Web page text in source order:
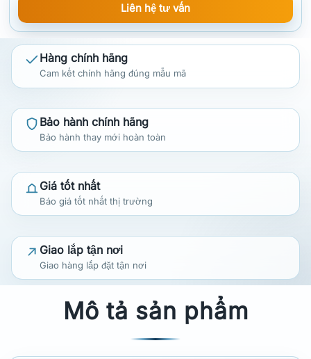
Liên hệ tư vấn
Hàng chính hãng
Cam kết chính hãng đúng mẫu mã
Bảo hành chính hãng
Bảo hành thay mới hoàn toàn
Giá tốt nhất
Báo giá tốt nhất thị trường
Giao lắp tận nơi
Giao hàng lắp đặt tận nơi
Mô tả sản phẩm